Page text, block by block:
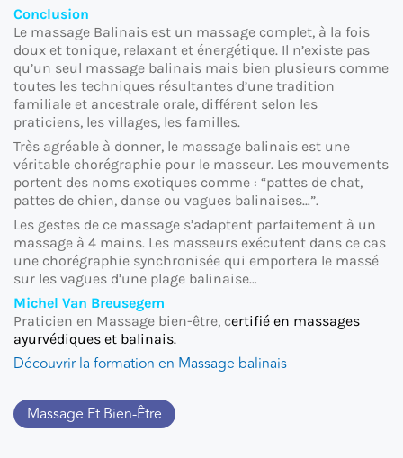
Conclusion
Le massage Balinais est un massage complet, à la fois
doux et tonique, relaxant et énergétique. Il n’existe pas
qu’un seul massage balinais mais bien plusieurs comme
toutes les techniques résultantes d’une tradition
familiale et ancestrale orale, différent selon les
praticiens, les villages, les familles.
Très agréable à donner, le massage balinais est une
véritable chorégraphie pour le masseur. Les mouvements
portent des noms exotiques comme : “pattes de chat,
pattes de chien, danse ou vagues balinaises…”.
Les gestes de ce massage s’adaptent parfaitement à un
massage à 4 mains. Les masseurs exécutent dans ce cas
une chorégraphie synchronisée qui emportera le massé
sur les vagues d’une plage balinaise…
Michel Van Breusegem
Praticien en Massage bien-être, certifié en massages
ayurvédiques et balinais.
Découvrir la formation en Massage balinais
Massage Et Bien-Être